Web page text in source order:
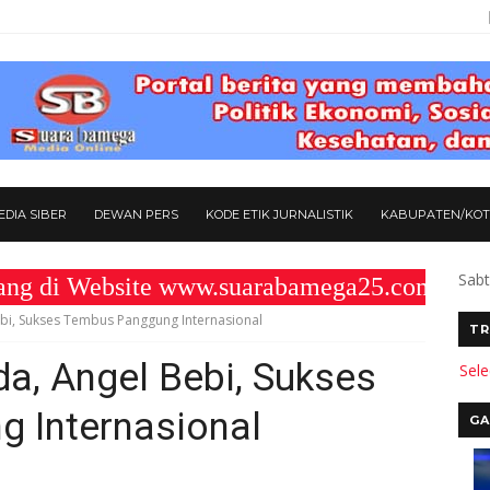
SIBER DEWAN PERS KODE ETIK JURNALISTIK KABUPATEN/
www.suarabamega25.com "
Sukses Tembus Panggung Internasional
Angel Bebi, Sukses
Internasional